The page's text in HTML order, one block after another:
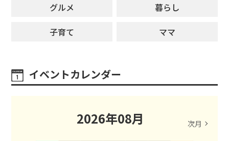
グルメ
暮らし
子育て
ママ
イベントカレンダー
2026年08月 次月